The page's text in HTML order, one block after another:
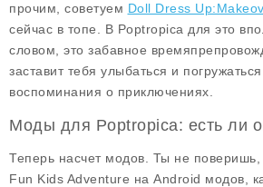
прочим, советуем Doll Dress
сейчас в топе. В Poptropica для это
словом, это забавное
заставит тебя улыбаться и
воспоминания о приключениях.
Моды для Poptropica: есть ли
Теперь насчет модов. Ты не
Fun Kids Adventure на Android модов,